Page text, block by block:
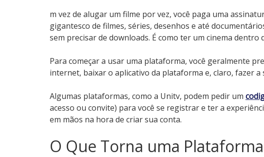
m vez de alugar um filme por vez, você paga uma
gigantesco de filmes, séries, desenhos e até
sem precisar de downloads. É como ter um cinema dentro
Para começar a usar uma plataforma, você geralmente
internet, baixar o aplicativo da plataforma e, claro, fazer a
Algumas plataformas, como a Unitv, podem pedir um
acesso ou convite) para você se registrar e ter a
em mãos na hora de criar sua conta.
O Que Torna uma Plataforma